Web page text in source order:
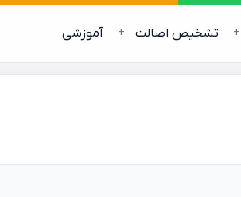
تشخیص اصالت آموزشی